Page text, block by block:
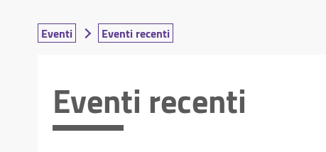
Eventi Eventi recenti
Eventi recenti